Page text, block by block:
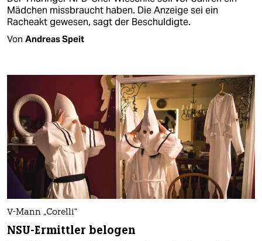
Mädchen missbraucht haben. Die Anzeige sei ein
Racheakt gewesen, sagt der Beschuldigte.
Von Andreas Speit
V-Mann „Corelli“
NSU-Ermittler belogen